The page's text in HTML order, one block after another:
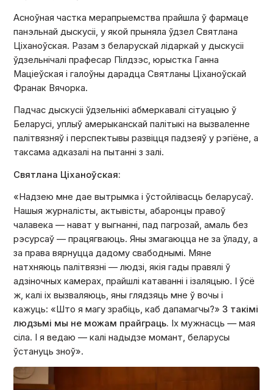
Асноўная частка мерапрыемства прайшла ў фармаце
панэльнай дыскусіі, у якой прыняла ўдзел Святлана
Ціханоўская. Разам з беларускай лідаркай у дыскусіі
ўдзельнічалі прафесар Пілдзэс, юрыстка Ганна
Маціеўская і галоўны дарадца Святланы Ціханоўскай
Франак Вячорка.
Падчас дыскусіі ўдзельнікі абмеркавалі сітуацыю ў
Беларусі, уплыў амерыканскай палітыкі на вызваленне
палітвязняў і перспектывы развіцця падзеяў у рэгіёне, а
таксама адказалі на пытанні з залі.
Святлана Ціханоўская:
«Надзею мне дае вытрымка і ўстойлівасць беларусаў.
Нашыя журналісты, актывісты, абаронцы правоў
чалавека — нават у выгнанні, пад пагрозай, амаль без
рэсурсаў — працягваюць. Яны змагаюцца не за ўладу, а
за права вярнуцца дадому свабоднымі. Мяне
натхняюць палітвязні — людзі, якія гады правялі ў
адзіночных камерах, прайшлі катаванні і ізаляцыю. І ўсё
ж, калі іх вызваляюць, яны глядзяць мне ў вочы і
кажуць: «Што я магу зрабіць, каб дапамагчы?»З такімі
людзьмі мы не можам прайграць. Іх мужнасць — мая
сіла. І я ведаю — калі надыдзе момант, беларусы
ўстануць зноў».